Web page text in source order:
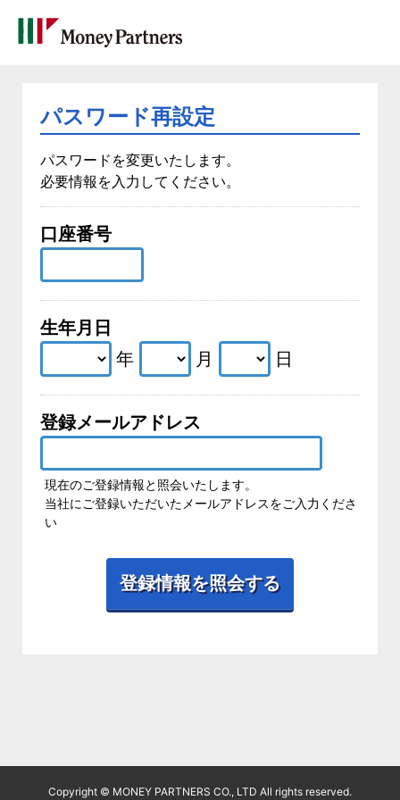
パスワード再設定
パスワードを変更いたします。
必要情報を入力してください。
口座番号
生年月日
年
月 日
登録メールアドレス
現在のご登録情報と照会いたします。
当社にご登録いただいたメールアドレスをご入力くださ
い
Copyright © MONEY PARTNERS CO., LTD All rights reserved.